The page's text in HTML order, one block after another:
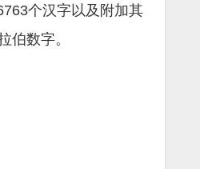
个汉字以及附加其
伯数字。